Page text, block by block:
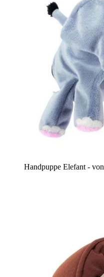
Handpuppe Elefant -